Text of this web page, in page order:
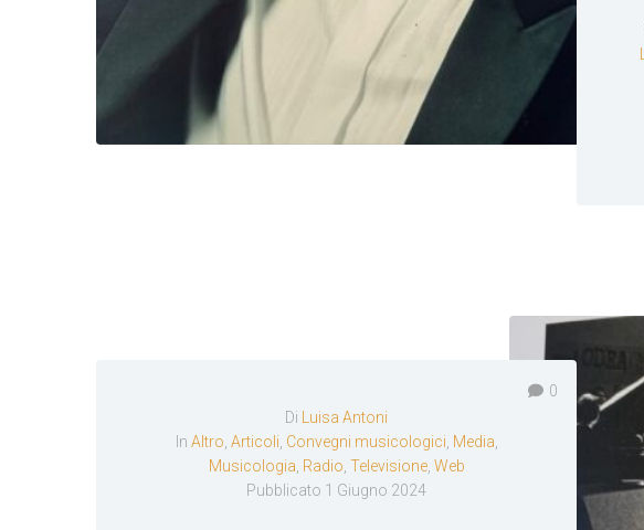
0
Di
Luisa Antoni
In Altro Articoli Convegni musicologici Media
Musicologia Radio Televisione, Web
Pubblicato 1 Giugno 2024